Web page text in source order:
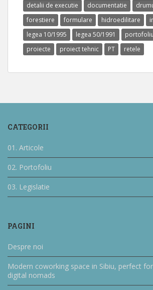
detalii de executie
documentatie
forestiere
formulare hidroedilitare
legea 10/1995
legea 50/1991 portofoliu
proiecte
proiect tehnic PT retele
CATEGORII
01. Articole
02. Portofoliu
03. Legislatie
PAGINI
Despre noi
Modern coworking space in Sibiu, perfect
digital nomads